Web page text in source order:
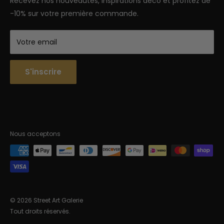
-10% sur votre première commande.
Votre email
S'inscrire
Nous acceptons
© 2026 Street Art Galerie
Tout droits réservés.